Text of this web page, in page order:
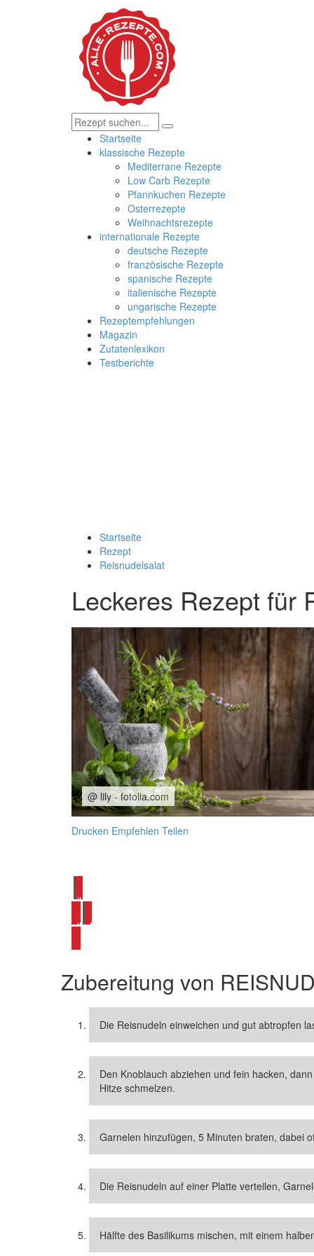
Startseite
klassische Rezepte
Mediterrane Rezepte
Low Carb Rezepte
Pfannkuchen Rezepte
Osterrezepte
Weihnachtsrezepte
internationale Rezepte
deutsche Rezepte
französische Rezepte
spanische Rezepte
italienische Rezepte
ungarische Rezepte
Rezeptempfehlungen
Magazin
Zutatenlexikon
Testberichte
Startseite
Rezept
Reisnudelsalat
Leckeres Rezept für
@ lily - fotolia.com
Drucken Empfehlen Teilen
alle Salat Rezepte ansehen
alle Nudelsalat Rezepte ansehen
Zubereitung von
Die Reisnudeln einweichen und gut abtropfen
Den Knoblauch abziehen und fein hacken,
Hitze schmelzen.
Garnelen hinzufügen, 5 Minuten braten, dabei
Die Reisnudeln auf einer Platte verteilen,
Hälfte des Basilikums mischen, mit einem